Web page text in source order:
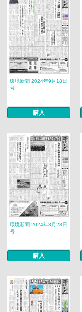
環境新聞 2024年9月18日
号
購入
環境新聞 2024年8月28日
号
購入